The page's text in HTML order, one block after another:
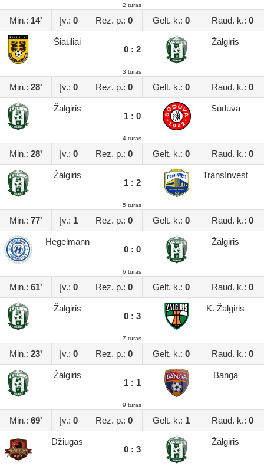
2 turas
Min.: 14' Įv.: 0 Rez. p.: 0 Gelt. k.: 0 Raud. k.: 0
Šiauliai
0 : 2
Žalgiris
3 turas
Min.: 28' Įv.: 0 Rez. p.: 0 Gelt. k.: 0 Raud. k.: 0
Žalgiris
1 : 0
Sūduva
4 turas
Min.: 28' Įv.: 0 Rez. p.: 0 Gelt. k.: 0 Raud. k.: 0
Žalgiris
1 : 2
TransInvest
5 turas
Min.: 77' Įv.: 1 Rez. p.: 0 Gelt. k.: 0 Raud. k.: 0
Hegelmann
0 : 0
Žalgiris
6 turas
Min.: 61' Įv.: 0 Rez. p.: 0 Gelt. k.: 0 Raud. k.: 0
Žalgiris
0 : 3
K. Žalgiris
7 turas
Min.: 23' Įv.: 0 Rez. p.: 0 Gelt. k.: 0 Raud. k.: 0
Žalgiris
1 : 1
Banga
9 turas
Min.: 69' Įv.: 0 Rez. p.: 0 Gelt. k.: 1 Raud. k.: 0
Džiugas
0 : 3
Žalgiris